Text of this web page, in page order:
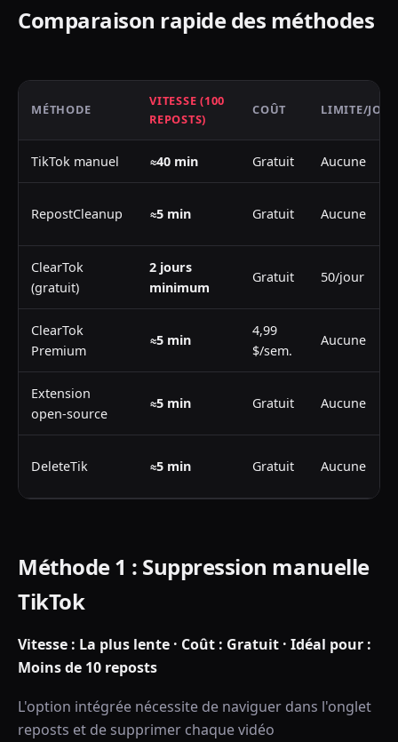
Comparaison rapide des méthodes
MÉTHODE
VITESSE (100
REPOSTS)
COÛT LIMITE/
TikTok manuel ≈40 min Gratuit Aucune
RepostCleanup ≈5 min Gratuit Aucune
ClearTok
(gratuit)
2 jours
minimum
Gratuit 50/jour
ClearTok
Premium
≈5 min
4,99
$/sem.
Aucune
Extension
open-source
≈5 min Gratuit Aucune
DeleteTik ≈5 min Gratuit Aucune
Méthode 1 : Suppression manuelle
TikTok
Vitesse : La plus lente · Coût : Gratuit · Idéal pour :
Moins de 10 reposts
L'option intégrée nécessite de naviguer dans l'onglet
reposts et de supprimer chaque vidéo